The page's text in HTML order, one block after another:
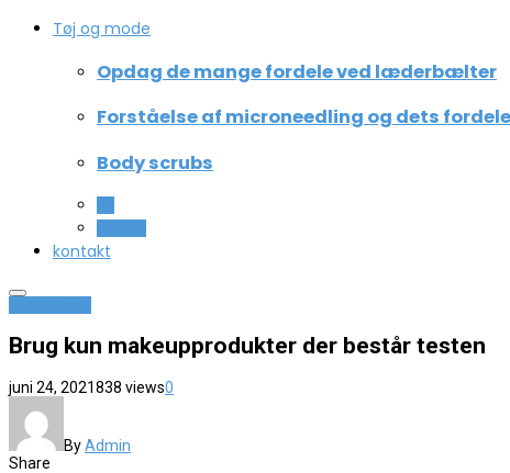
Tøj og mode
Opdag de mange fordele ved læderbælter
Forståelse af microneedling og dets fordele
Body scrubs
kontakt
Brug kun makeupprodukter der består testen
juni 24, 2021838 views0
ByAdmin
Share